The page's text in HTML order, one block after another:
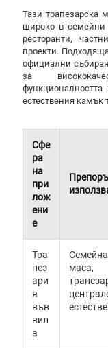
Тази трапезарска
широко в семейни
ресторанти,
проекти.
официални
за
функционалността
естествения камък
Сфе
ра
на
при
лож
ени
е
Тра
пез
ари
я
във
вил
а
маса,